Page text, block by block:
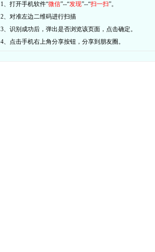
1、打开手机软件“微信”--“发现”--“扫一扫”。
2、对准左边二维码进行扫描
3、识别成功后，弹出是否浏览该页面，点击确定。
4、点击手机右上角分享按钮，分享到朋友圈。